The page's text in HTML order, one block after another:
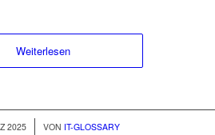
Weiterlesen
2025 VON IT-GLOSSARY